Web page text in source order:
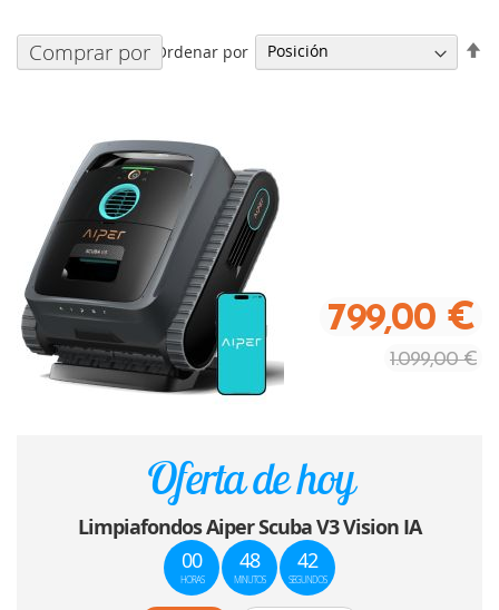
Ordenar por
799,00 €
1.099,00 €
Oferta de hoy
Limpiafondos Aiper Scuba V3 Vision IA
00
HORAS
48
MINUTOS
42
SEGUNDOS
Comprar por